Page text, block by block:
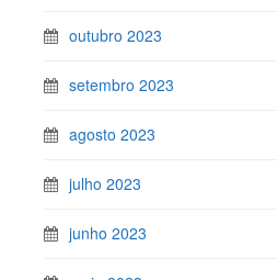
outubro 2023
setembro 2023
agosto 2023
julho 2023
junho 2023